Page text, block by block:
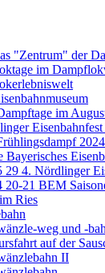
"Zentrum" der
im
im
2024
Bayerisches
29 4. Nördlinger
20-21 BEM
Ries
weg und -
auf der
II